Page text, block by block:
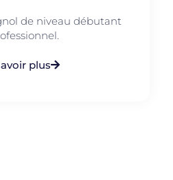
de niveau débutant
plus